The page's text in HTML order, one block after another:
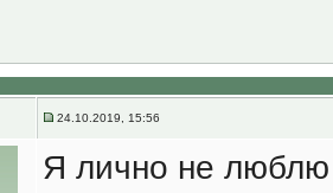
24.10.2019, 15:56
Я лично не